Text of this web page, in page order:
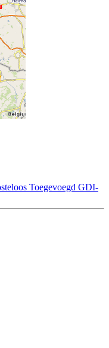
Toegevoegd GDI-